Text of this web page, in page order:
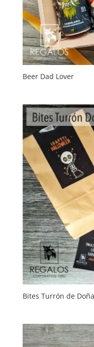
Beer Dad Lover
Bites Turrón de